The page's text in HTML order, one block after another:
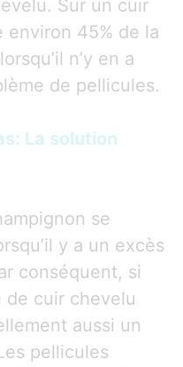
Sur un cuir
45% de la
n’y en a
de pellicules.
La solution
se
y a un excès
conséquent, si
de cuir chevelu
aussi un
pellicules